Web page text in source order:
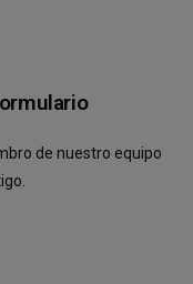
de nuestro equipo